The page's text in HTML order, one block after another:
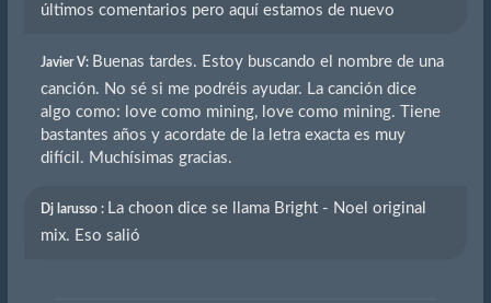
últimos comentarios pero aquí estamos de nuevo
Javier V: Buenas tardes. Estoy buscando el nombre de una
canción. No sé si me podréis ayudar. La canción dice
algo como: love como mining, love como mining. Tiene
bastantes años y acordate de la letra exacta es muy
difícil. Muchísimas gracias.
Dj larusso : La choon dice se llama Bright - Noel original
mix. Eso salió